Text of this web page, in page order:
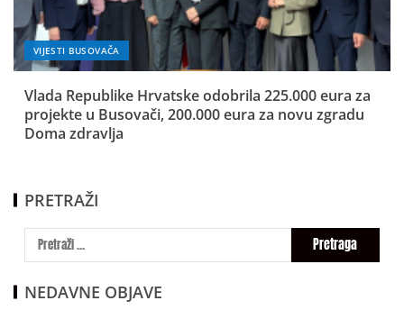
VIJESTI BUSOVAČA
Vlada Republike Hrvatske odobrila 225.000 eura za
projekte u Busovači, 200.000 eura za novu zgradu
Doma zdravlja
PRETRAŽI
NEDAVNE OBJAVE